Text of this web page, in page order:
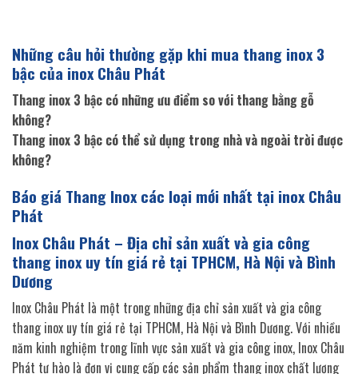
Những câu hỏi thường gặp khi mua thang inox 3
bậc của inox Châu Phát
Thang inox 3 bậc có những ưu điểm so với thang bằng gỗ
không?
Thang inox 3 bậc có thể sử dụng trong nhà và ngoài trời được
không?
Báo giá Thang Inox các loại mới nhất tại inox Châu
Phát
Inox Châu Phát – Địa chỉ sản xuất và gia công
thang inox uy tín giá rẻ tại TPHCM, Hà Nội và Bình
Dương
Inox Châu Phát là một trong những địa chỉ sản xuất và gia công
thang inox uy tín giá rẻ tại TPHCM, Hà Nội và Bình Dương. Với nhiều
năm kinh nghiệm trong lĩnh vực sản xuất và gia công inox, Inox Châu
Phát tự hào là đơn vị cung cấp các sản phẩm thang inox chất lượng